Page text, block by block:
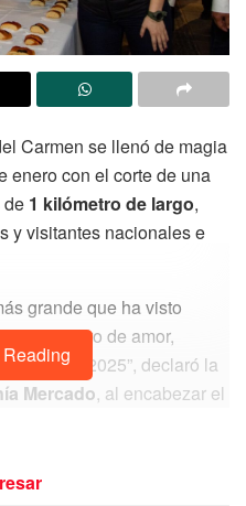
Carmen se llenó de magia
enero con el corte de una
de 1 kilómetro de largo,
y visitantes nacionales e
grande que ha visto
kilómetro de amor,
en este 2025”, declaró la
Mercado, al encabezar el
para el disfrute de los